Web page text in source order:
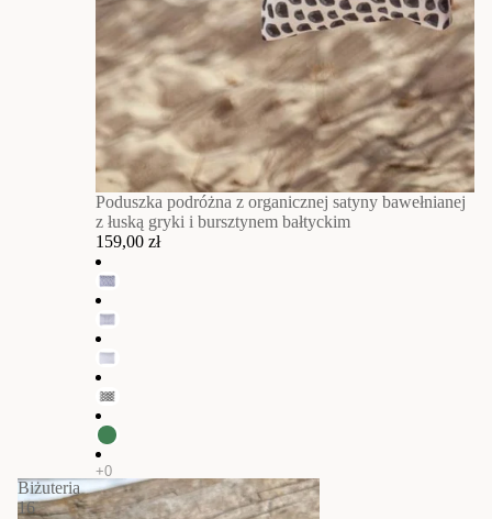
Poduszka podróżna z organicznej satyny bawełnianej
z łuską gryki i bursztynem bałtyckim
159,00 zł
Biżuteria
16